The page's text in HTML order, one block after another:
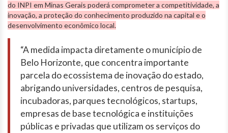
do INPI em Minas Gerais poderá comprometer a competitividade, a
inovação, a proteção do conhecimento produzido na capital e o
desenvolvimento econômico local.
“A medida impacta diretamente o município de
Belo Horizonte, que concentra importante
parcela do ecossistema de inovação do estado,
abrigando universidades, centros de pesquisa,
incubadoras, parques tecnológicos, startups,
empresas de base tecnológica e instituições
públicas e privadas que utilizam os serviços do